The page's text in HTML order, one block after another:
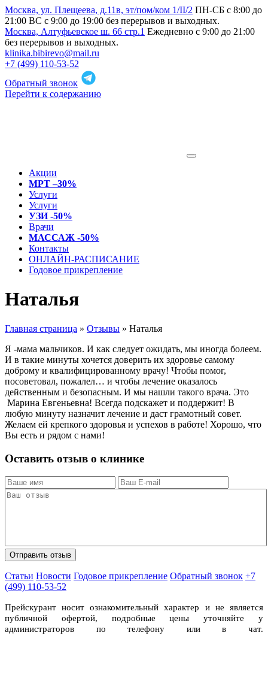
Москва, ул. Плещеева, д.11в, эт/пом/ком 1/II/2 ПН-СБ с 8:00 до
21:00 ВС с 9:00 до 19:00 без перерывов и выходных.
Москва, Алтуфьевское ш. 66 стр.1 Ежедневно с 9:00 до 21:00
без перерывов и выходных.
klinika.bibirevo@mail.ru
+7 (499) 110-53-52
Обратный звонок
Перейти к содержанию
Акции
МРТ –30%
Услуги
Услуги
УЗИ -50%
Врачи
МАССАЖ -50%
Контакты
ОНЛАЙН-РАСПИСАНИЕ
Годовое прикрепление
Наталья
Главная страница » Отзывы » Наталья
Я -мама мальчиков. И как следует ожидать, мы иногда болеем.
И в такие минуты хочется доверить их здоровье самому
доброму и квалифицированному врачу! Чтобы помог,
посоветовал, пожалел… и чтобы лечение оказалось
действенным и безопасным. И мы нашли такого врача. Это
Марина Евгеньевна! Всегда подскажет и поддержит! В
любую минуту назначит лечение и даст грамотный совет.
Желаем ей крепкого здоровья и успехов в работе! Хорошо, что
Вы есть и рядом с нами!
Оставить отзыв о клинике
Статьи Новости Годовое прикрепление Обратный звонок +7
(499) 110-53-52
Прейскурант носит ознакомительный характер и не является
публичной офертой, подробные цены уточняйте у
администраторов по телефону или в чат.